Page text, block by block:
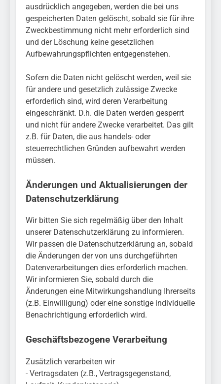
ausdrücklich angegeben, werden die bei uns
gespeicherten Daten gelöscht, sobald sie für ihre
Zweckbestimmung nicht mehr erforderlich sind
und der Löschung keine gesetzlichen
Aufbewahrungspflichten entgegenstehen.
Sofern die Daten nicht gelöscht werden, weil sie
für andere und gesetzlich zulässige Zwecke
erforderlich sind, wird deren Verarbeitung
eingeschränkt. D.h. die Daten werden gesperrt
und nicht für andere Zwecke verarbeitet. Das gilt
z.B. für Daten, die aus handels- oder
steuerrechtlichen Gründen aufbewahrt werden
müssen.
Änderungen und Aktualisierungen der
Datenschutzerklärung
Wir bitten Sie sich regelmäßig über den Inhalt
unserer Datenschutzerklärung zu informieren.
Wir passen die Datenschutzerklärung an, sobald
die Änderungen der von uns durchgeführten
Datenverarbeitungen dies erforderlich machen.
Wir informieren Sie, sobald durch die
Änderungen eine Mitwirkungshandlung Ihrerseits
(z.B. Einwilligung) oder eine sonstige individuelle
Benachrichtigung erforderlich wird.
Geschäftsbezogene Verarbeitung
Zusätzlich verarbeiten wir
- Vertragsdaten (z.B., Vertragsgegenstand,